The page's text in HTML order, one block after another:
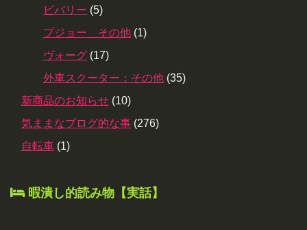
ビバリー (5)
プジョー その他 (1)
ヴォーグ (17)
外車スクーター：その他 (35)
新商品のお知らせ (10)
気ままなブログ的な事 (276)
自転車 (1)
暇潰し的読み物【実話】